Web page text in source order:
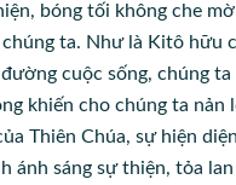
bóng tối không che
ta. Như là Kitô hữu
cuộc sống, chúng
khiến cho chúng ta
Thiên Chúa, sự hiện
ánh sáng sự thiện, tỏa